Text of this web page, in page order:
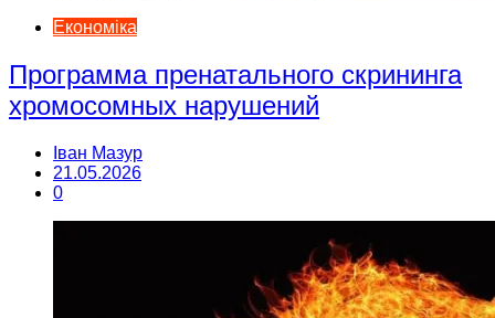
Економіка
Программа пренатального скрининга
хромосомных нарушений
Іван Мазур
21.05.2026
0